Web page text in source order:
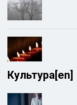
Культура[en]